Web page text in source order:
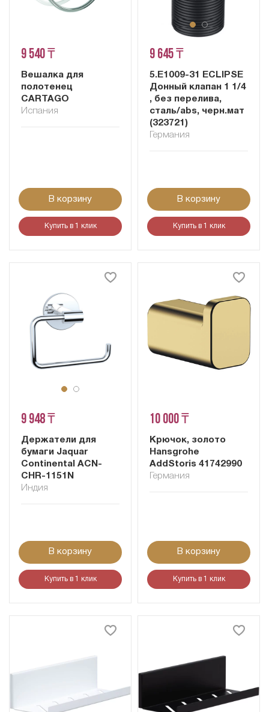
9 540 ₸
Вешалка для
полотенец
CARTAGO
Испания
В корзину
Купить в 1 клик
9 645 ₸
5.E1009-31 ECLIPSE
Донный клапан 1 1/4
, без перелива,
сталь/abs, черн.мат
(323721)
Германия
В корзину
Купить в 1 клик
9 948 ₸
Держатели для
бумаги Jaquar
Continental ACN-
CHR-1151N
Индия
В корзину
Купить в 1 клик
10 000 ₸
Крючок, золото
Hansgrohe
AddStoris 41742990
Германия
В корзину
Купить в 1 клик